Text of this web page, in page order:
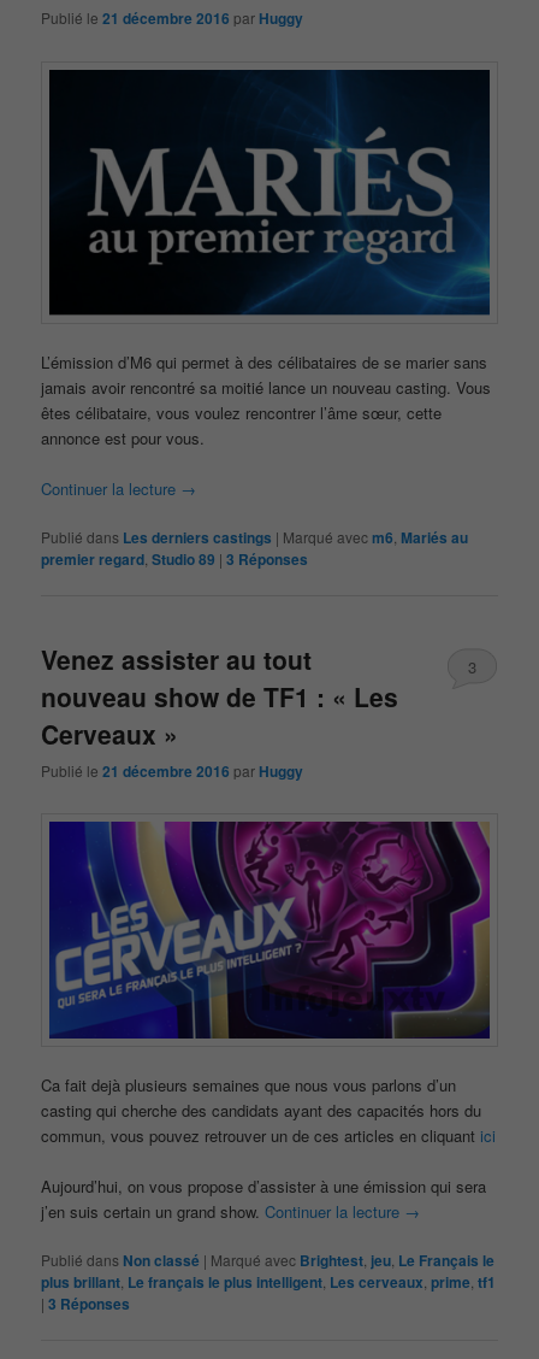
Publié le21 décembre 2016 par Huggy
L’émission d’M6 qui permet à des célibataires de se marier sans
jamais avoir rencontré sa moitié lance un nouveau casting. Vous
êtes célibataire, vous voulez rencontrer l’âme sœur, cette
annonce est pour vous.
Continuer la lecture →
Publié dans Les derniers castings | Marqué avecm6 Mariés au
premier regard ,Studio 89 |3 Réponses
Venez assister au tout
nouveau show de TF1 : « Les
Cerveaux »
Publié le21 décembre 2016 par Huggy
3
Ca fait dejà plusieurs semaines que nous vous parlons d’un
casting qui cherche des candidats ayant des capacités hors du
commun, vous pouvez retrouver un de ces articles en cliquant ici
Aujourd’hui, on vous propose d’assister à une émission qui sera
j’en suis certain un grand show.Continuer la lecture →
Publié dans Non classé | Marqué avec Brightest jeu Le Français le
plus brillant Le français le plus intelligent Les cerveaux ,prime ,tf1
|3 Réponses